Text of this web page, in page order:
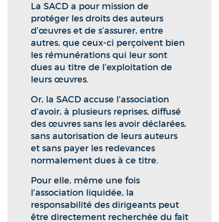
La SACD a pour mission de
protéger les droits des auteurs
d’œuvres et de s’assurer, entre
autres, que ceux-ci perçoivent bien
les rémunérations qui leur sont
dues au titre de l’exploitation de
leurs œuvres.
Or, la SACD accuse l’association
d’avoir, à plusieurs reprises, diffusé
des œuvres sans les avoir déclarées,
sans autorisation de leurs auteurs
et sans payer les redevances
normalement dues à ce titre.
Pour elle, même une fois
l’association liquidée, la
responsabilité des dirigeants peut
être directement recherchée du fait